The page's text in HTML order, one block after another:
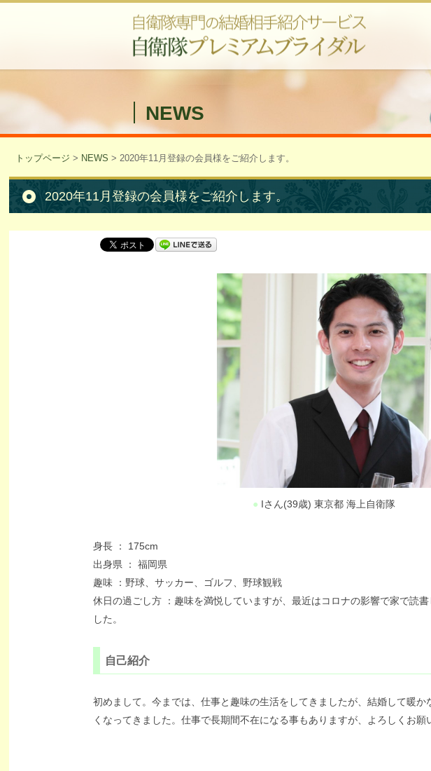
NEWS
トップページ > NEWS >2020年11月登録の会員様をご紹介します。
2020年11月登録の会員様をご紹介します。
● Iさん(39歳) 東京都 海上自衛隊
身長 ： 175cm
出身県 ： 福岡県
趣味 ：野球、サッカー、ゴルフ、野球観戦
休日の過ごし方 ：趣味を満悦していますが、最近はコロナの影響で家で読
した。
自己紹介
初めまして。今までは、仕事と趣味の生活をしてきましたが、結婚して暖か
くなってきました。仕事で長期間不在になる事もありますが、よろしくお願